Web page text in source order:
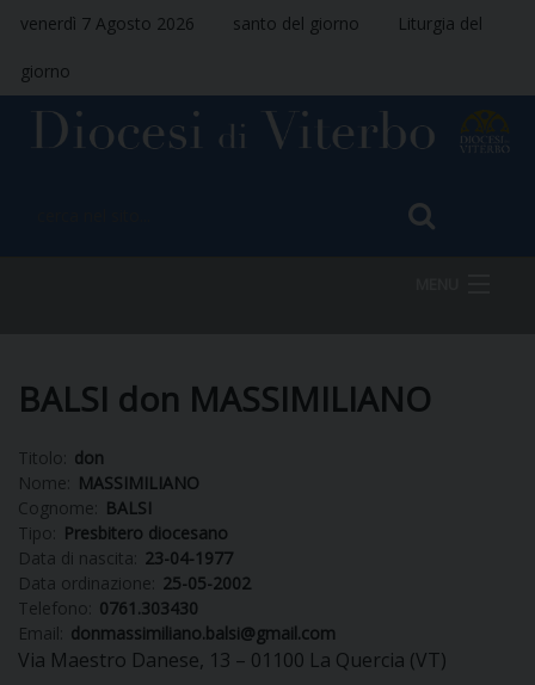
venerdì 7 Agosto 2026 santo del giorno Liturgia del
giorno
VESCOVO
DIOCESI
BALSI don MASSIMILIANO
Titolo: don
Nome:
MASSIMILIANO
Cognome:
BALSI
Tipo:
Presbitero diocesano
Data di nascita: 23-04-1977
Data ordinazione: 25-05-2002
Telefono: 0761.303430
Email: donmassimiliano.balsi@gmail.com
Via Maestro Danese, 13 – 01100 La Quercia (VT)